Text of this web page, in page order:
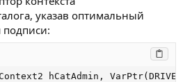
указав оптимальный
hCatAdmin,